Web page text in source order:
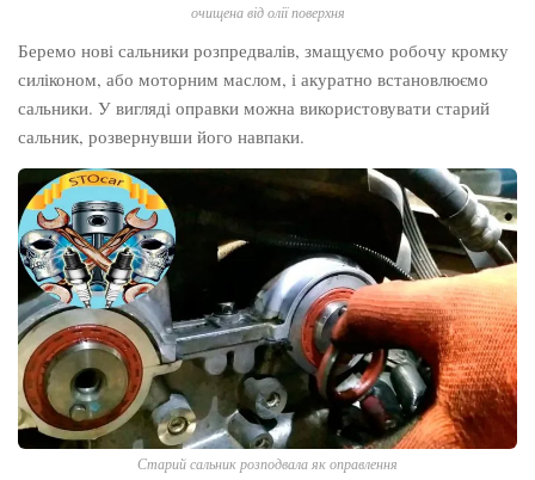
очищена від олії поверхня
Беремо нові сальники розпредвалів, змащуємо робочу кромку
силіконом, або моторним маслом, і акуратно встановлюємо
сальники. У вигляді оправки можна використовувати старий
сальник, розвернувши його навпаки.
Старий сальник розподвала як оправлення